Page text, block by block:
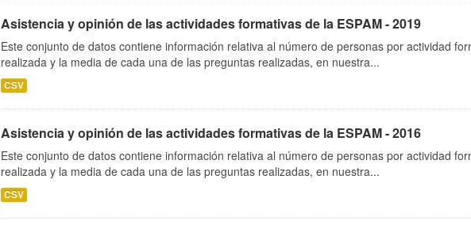
Asistencia y opinión de las actividades formativas de la ESPAM - 2019
Este conjunto de datos contiene información relativa al número de personas por actividad
realizada y la media de cada una de las preguntas realizadas, en nuestra...
CSV
Asistencia y opinión de las actividades formativas de la ESPAM - 2016
Este conjunto de datos contiene información relativa al número de personas por actividad
realizada y la media de cada una de las preguntas realizadas, en nuestra...
CSV